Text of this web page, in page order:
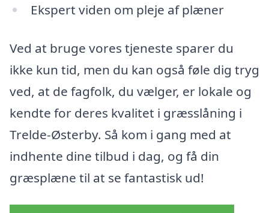
Ekspert viden om pleje af plæner
Ved at bruge vores tjeneste sparer du
ikke kun tid, men du kan også føle dig tryg
ved, at de fagfolk, du vælger, er lokale og
kendte for deres kvalitet i græsslåning i
Trelde-Østerby. Så kom i gang med at
indhente dine tilbud i dag, og få din
græsplæne til at se fantastisk ud!